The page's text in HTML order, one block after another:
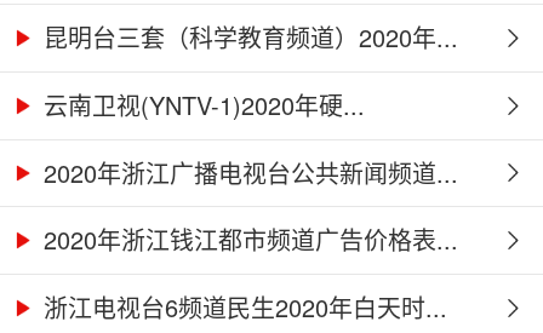
2... 昆明台三套（科学教育频道）2020年...
云南卫视(YNTV-1)2020年硬...
2020年浙江广播电视台公共新闻频道...
2020年浙江钱江都市频道广告价格表...
浙江电视台6频道民生2020年白天时...